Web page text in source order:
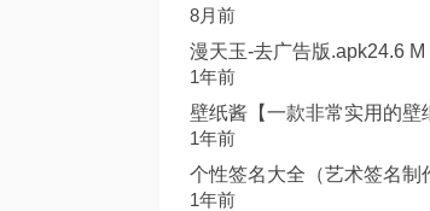
8月前
漫天玉-去广告版.apk24.6 M
1年前
壁纸酱【一款非常实用的壁
1年前
个性签名大全（艺术签名制
1年前